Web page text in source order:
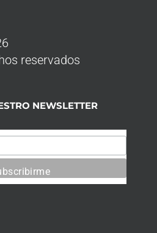
reservados
NEWSLETTER